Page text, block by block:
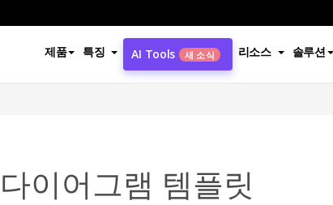
제품 특징 AI Tools 새 소식 리소스 솔루션
이어그램 템플릿